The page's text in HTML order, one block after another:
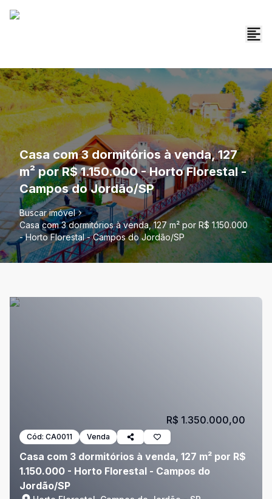
Casa com 3 dormitórios à venda, 127
m² por R$ 1.150.000 - Horto Florestal -
Campos do Jordão/SP
Buscar imóvel
Casa com 3 dormitórios à venda, 127 m² por R$ 1.150.000
- Horto Florestal - Campos do Jordão/SP
Cód: CA0011 Venda
Casa com 3 dormitórios à venda, 127 m² por R$
1.150.000 - Horto Florestal - Campos do
Jordão/SP
R$ 1.350.000,00